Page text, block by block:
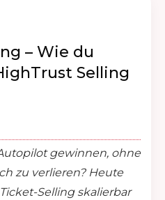
– Wie du
Selling
gewinnen, ohne
zu verlieren? Heute
Selling skalierbar